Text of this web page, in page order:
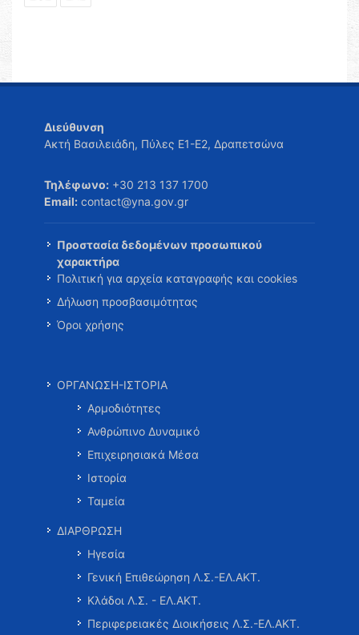
Διεύθυνση
Ακτή Βασιλειάδη, Πύλες Ε1-Ε2, Δραπετσώνα
Τηλέφωνο: +30 213 137 1700
Email: contact@yna.gov.gr
Προστασία δεδομένων προσωπικού
χαρακτήρα
Πολιτική για αρχεία καταγραφής και cookies
Δήλωση προσβασιμότητας
Όροι χρήσης
ΟΡΓΑΝΩΣΗ-ΙΣΤΟΡΙΑ
Αρμοδιότητες
Ανθρώπινο Δυναμικό
Επιχειρησιακά Μέσα
Ιστορία
Ταμεία
ΔΙΑΡΘΡΩΣΗ
Ηγεσία
Γενική Επιθεώρηση Λ.Σ.-ΕΛ.ΑΚΤ.
Κλάδοι Λ.Σ. - ΕΛ.ΑΚΤ.
Περιφερειακές Διοικήσεις Λ.Σ.-ΕΛ.ΑΚΤ.